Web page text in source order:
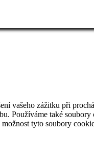
vašeho zážitku při
Používáme také
možnost tyto soubory